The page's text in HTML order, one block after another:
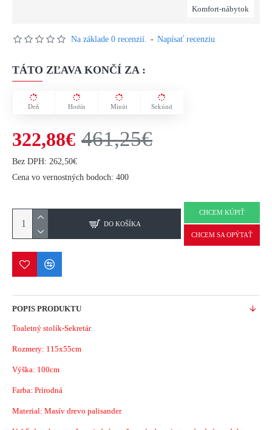
Komfort-nábytok
Na základe 0 recenzií. - Napísať recenziu
TÁTO ZĽAVA KONČÍ ZA :
Deň Hodín Minút Sekúnd
322,88€ 461,25€
Bez DPH: 262,50€
Cena vo vernostných bodoch: 400
DO KOŠÍKA
CHCEM KÚPIŤ
CHCEM SA OPÝTAŤ
POPIS PRODUKTU
Toaletný stolík-Sekretár
Rozmery: 115x55cm
Výška: 100cm
Farba: Prírodná
Material: Masív drevo palisander